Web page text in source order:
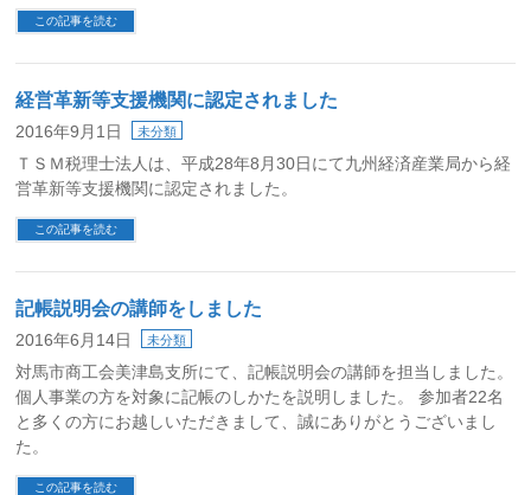
この記事を読む
経営革新等支援機関に認定されました
2016年9月1日 未分類
ＴＳＭ税理士法人は、平成28年8月30日にて九州経済産業局から経
営革新等支援機関に認定されました。
この記事を読む
記帳説明会の講師をしました
2016年6月14日 未分類
対馬市商工会美津島支所にて、記帳説明会の講師を担当しました。
個人事業の方を対象に記帳のしかたを説明しました。 参加者22名
と多くの方にお越しいただきまして、誠にありがとうございまし
た。
この記事を読む